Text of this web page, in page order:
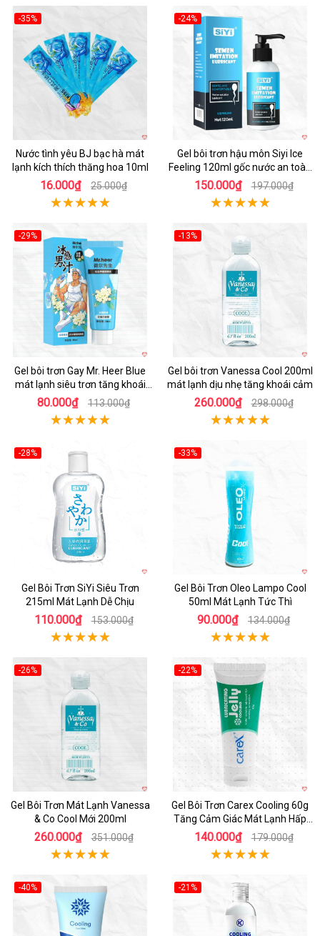
-35%
Nước tình yêu BJ bạc hà mát
lạnh kích thích thăng hoa 10ml
16.000₫ 25.000₫
-24%
Gel bôi trơn hậu môn Siyi Ice
Feeling 120ml gốc nước an toàn
dịu nhẹ
150.000₫ 197.000₫
-29%
Gel bôi trơn Gay Mr. Heer Blue
mát lạnh siêu trơn tăng khoái
cảm 30ml
80.000₫ 113.000₫
-13%
Gel bôi trơn Vanessa Cool 200ml
mát lạnh dịu nhẹ tăng khoái cảm
260.000₫ 298.000₫
-28%
Gel Bôi Trơn SiYi Siêu Trơn
215ml Mát Lạnh Dễ Chịu
110.000₫ 153.000₫
-33%
Gel Bôi Trơn Oleo Lampo Cool
50ml Mát Lạnh Tức Thì
90.000₫ 134.000₫
-26%
Gel Bôi Trơn Mát Lạnh Vanessa
& Co Cool Mới 200ml
260.000₫ 351.000₫
-22%
Gel Bôi Trơn Carex Cooling 60g
Tăng Cảm Giác Mát Lạnh Hấp
Dẫn
140.000₫ 179.000₫
-40% -21%